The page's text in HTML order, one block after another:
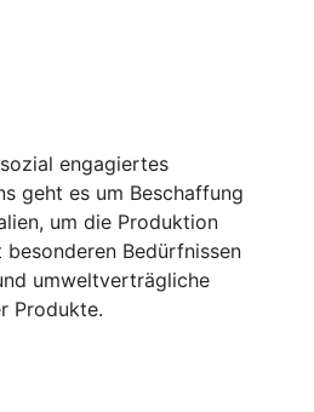
engagiertes
geht es um Beschaffung
um die Produktion
Bedürfnissen
umweltverträgliche
Produkte.